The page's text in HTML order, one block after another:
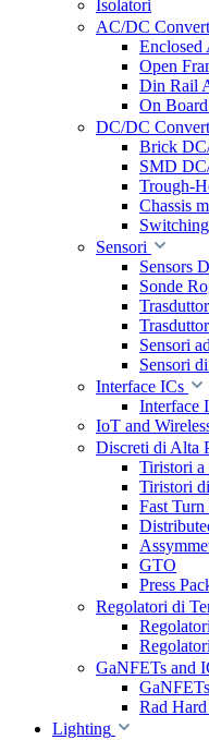
Isolatori
AC/DC
Enclosed
Open
Din Rail
On
DC/DC
Brick
SMD
Trough-
Chassis
Sensori
Sensors
Sonde
Sensori
Sensori
Interface ICs
Interface
IoT and
Discreti di Alta
Tiristori a
Tiristori
Fast
GTO
Press
Regolatori di
GaNFETs and
Rad
Lighting